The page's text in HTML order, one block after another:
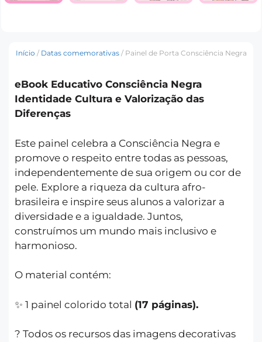
Início / Datas comemorativas/ Painel de Porta Consciência Negra
eBook Educativo Consciência Negra
Identidade Cultura e Valorização das
Diferenças
Este painel celebra a Consciência Negra e
promove o respeito entre todas as pessoas,
independentemente de sua origem ou cor de
pele. Explore a riqueza da cultura afro-
brasileira e inspire seus alunos a valorizar a
diversidade e a igualdade. Juntos,
construímos um mundo mais inclusivo e
harmonioso.
O material contém:
✨ 1 painel colorido total (17 páginas).
? Todos os recursos das imagens decorativas